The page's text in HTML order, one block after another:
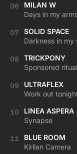
06
MILAN W
Days in my
07
SOLID SPACE
Darkness in my
08
TRICKPONY
Sponsored
09
ULTRAFLEX
Work out
10
LINEA ASPERA
Synapse
11
BLUE ROOM
Kirlian Camera